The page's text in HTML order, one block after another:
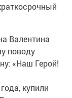
Валентина
поводу
«Наш Герой!
купили